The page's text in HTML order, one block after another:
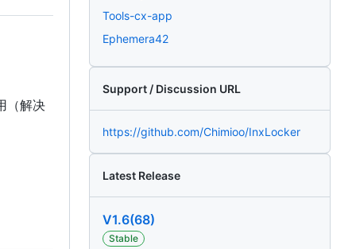
（解决
Tools-cx-app
Ephemera42
Support / Discussion URL
https://github.com/Chimioo/InxLocker
Latest Release
V1.6(68)
Stable